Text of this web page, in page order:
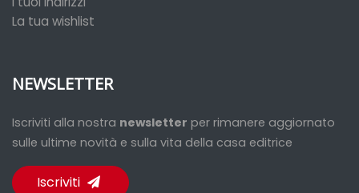
La tua wishlist
NEWSLETTER
Iscriviti alla nostra newsletter per rimanere aggiornato
sulle ultime novità e sulla vita della casa editrice
Iscriviti